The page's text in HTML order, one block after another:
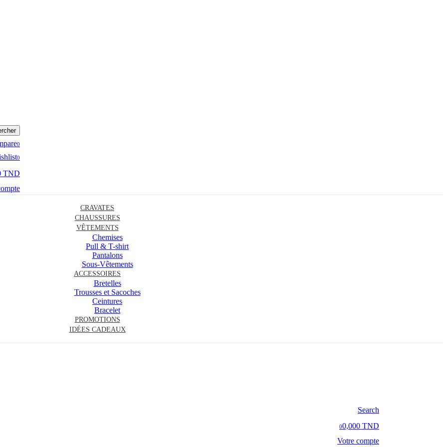
0
0
TND
CRAVATES
CHAUSSURES
VÊTEMENTS
Chemises
Pull & T-shirt
Pantalons
Sous-Vêtements
ACCESSOIRES
Bretelles
Trousses et Sacoches
Ceintures
Bracelet
PROMOTIONS
IDÉES CADEAUX
Search
00,000 TND
Votre compte